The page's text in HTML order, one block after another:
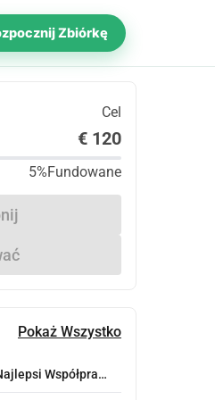
Zbiórkę
Cel
€ 120
5%Fundowane
Pokaż Wszystko
Współpracownicy